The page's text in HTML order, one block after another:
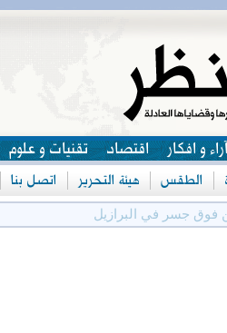
آراء و افكار اقتصاد تقنيات و علوم
الطقس هيئة التحرير اتصل بنا
فوق جسر في البرازيل